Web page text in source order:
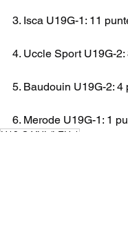
3. Isca U19G-1: 11
4. Uccle Sport U19G-2:
5. Baudouin U19G-2: 4
6. Merode U19G-1: 1
U19 G VHL/LFH 1